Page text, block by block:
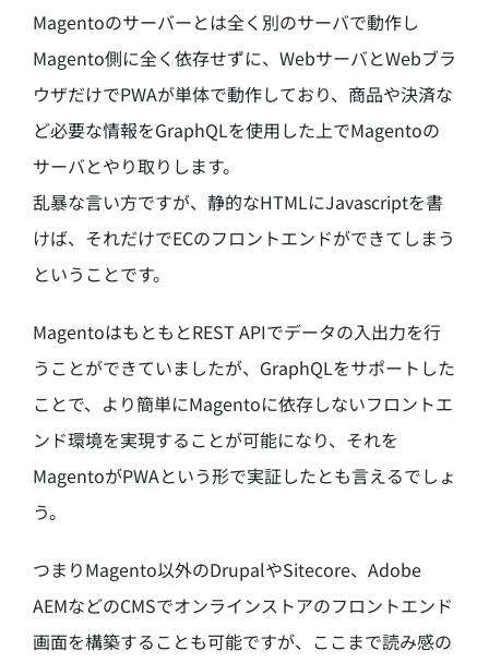
Magentoのサーバーとは全く別のサーバで動作し
Magento側に全く依存せずに、WebサーバとWebブラ
ウザだけでPWAが単体で動作しており、商品や決済な
ど必要な情報をGraphQLを使用した上でMagentoの
サーバとやり取りします。
乱暴な言い方ですが、静的なHTMLにJavascriptを書
けば、それだけでECのフロントエンドができてしまう
ということです。
MagentoはもともとREST APIでデータの入出力を行
うことができていましたが、GraphQLをサポートした
ことで、より簡単にMagentoに依存しないフロントエ
ンド環境を実現することが可能になり、それを
MagentoがPWAという形で実証したとも言えるでしょ
う。
つまりMagento以外のDrupalやSitecore、Adobe
AEMなどのCMSでオンラインストアのフロントエンド
画面を構築することも可能ですが、ここまで読み感の